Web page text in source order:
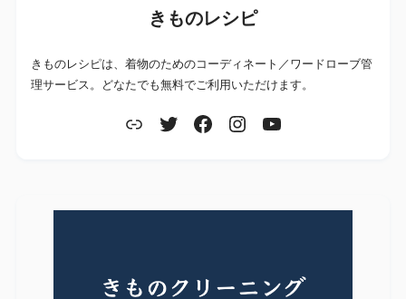
きものレシピ
きものレシピは、着物のためのコーディネート／ワードローブ管
理サービス。どなたでも無料でご利用いただけます。